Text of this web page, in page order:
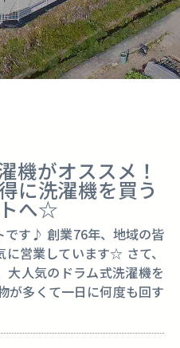
機がオススメ！
に洗濯機を買う
へ☆
です♪ 創業76年、地域の皆
営業しています☆ さて、
大人気のドラム式洗濯機を
が多くて一日に何度も回す